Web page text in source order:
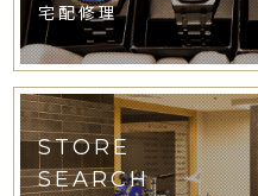
宅配修理
STORE
SEARCH